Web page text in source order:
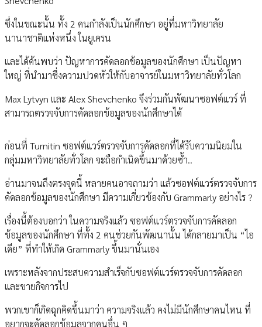
ซึ่งในขณะนั้น ทั้ง 2 คนกำลังเป็นนักศึกษา อยู่ที่มหาวิทยาลัย
นานาชาติแห่งหนึ่ง ในยูเครน
และได้ค้นพบว่า ปัญหาการคัดลอกข้อมูลของนักศึกษา เป็นปัญหา
ใหญ่ ที่นำมาซึ่งความปวดหัวให้กับอาจารย์ในมหาวิทยาลัยทั่วโลก
Max Lytvyn และ Alex Shevchenko จึงร่วมกันพัฒนาซอฟต์แวร์ ที่
สามารถตรวจจับการคัดลอกข้อมูลของนักศึกษาได้
ก่อนที่ Turnitin ซอฟต์แวร์ตรวจจับการคัดลอกที่ได้รับความนิยมใน
กลุ่มมหาวิทยาลัยทั่วโลก จะถือกำเนิดขึ้นมาด้วยซ้ำ..
อ่านมาจนถึงตรงจุดนี้ หลายคนอาจถามว่า แล้วซอฟต์แวร์ตรวจจับการ
คัดลอกข้อมูลของนักศึกษา มีความเกี่ยวข้องกับ Grammarly อย่างไร ?
เรื่องนี้ต้องบอกว่า ในความจริงแล้ว ซอฟต์แวร์ตรวจจับการคัดลอก
ข้อมูลของนักศึกษา ที่ทั้ง 2 คนช่วยกันพัฒนานั้น ได้กลายมาเป็น “ไอ
เดีย” ที่ทำให้เกิด Grammarly ขึ้นมานั่นเอง
เพราะหลังจากประสบความสำเร็จกับซอฟต์แวร์ตรวจจับการคัดลอก
และขายกิจการไป
พวกเขาก็เกิดฉุกคิดขึ้นมาว่า ความจริงแล้ว คงไม่มีนักศึกษาคนไหน ที่
อยากจะคัดลอกข้อมูลจากคนอื่น ๆ